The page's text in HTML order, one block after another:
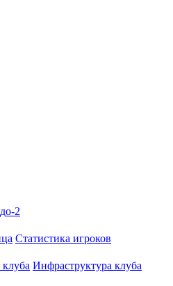
2
Статистика игроков
Инфраструктура клуба